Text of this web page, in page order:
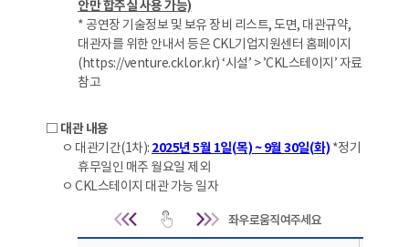
안만 합주실 사용 가능)
* 공연장 기술정보 및 보유 장비 리스트, 도면, 대관규약,
대관자를 위한 안내서 등은 CKL기업지원센터 홈페이지
(https://venture.ckl.or.kr) ‘시설’ > ’CKL스테이지’ 자료
참고
□ 대관 내용
ㅇ 대관기간(1차): 2025년 5월 1일(목) ~ 9월 30일(화) *정기
휴무일인 매주 월요일 제외
ㅇ CKL스테이지 대관 가능 일자
대관 내용 | 구분, 공연